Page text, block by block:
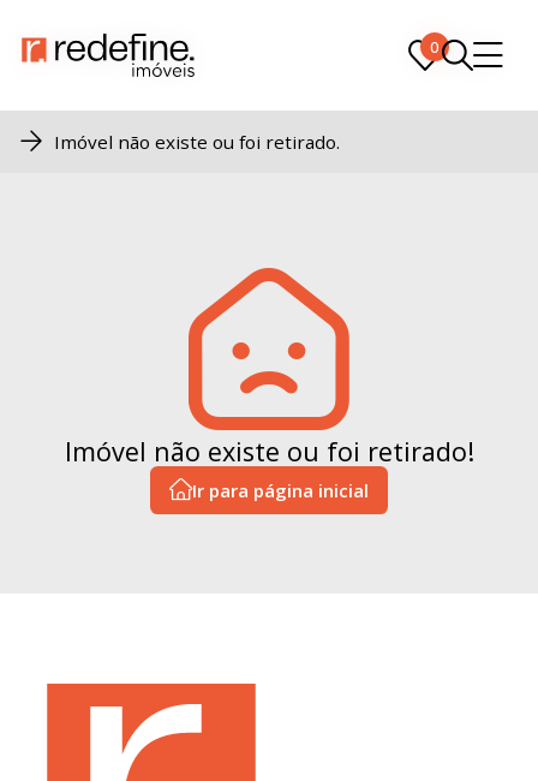
0
0
Imóvel não existe ou foi retirado.
Imóvel não existe ou foi retirado!
Ir para página inicial